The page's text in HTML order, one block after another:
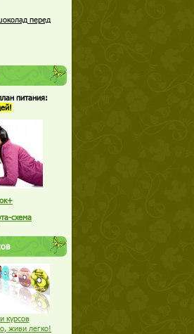
перед
питания:
схема
курсов
живи легко!